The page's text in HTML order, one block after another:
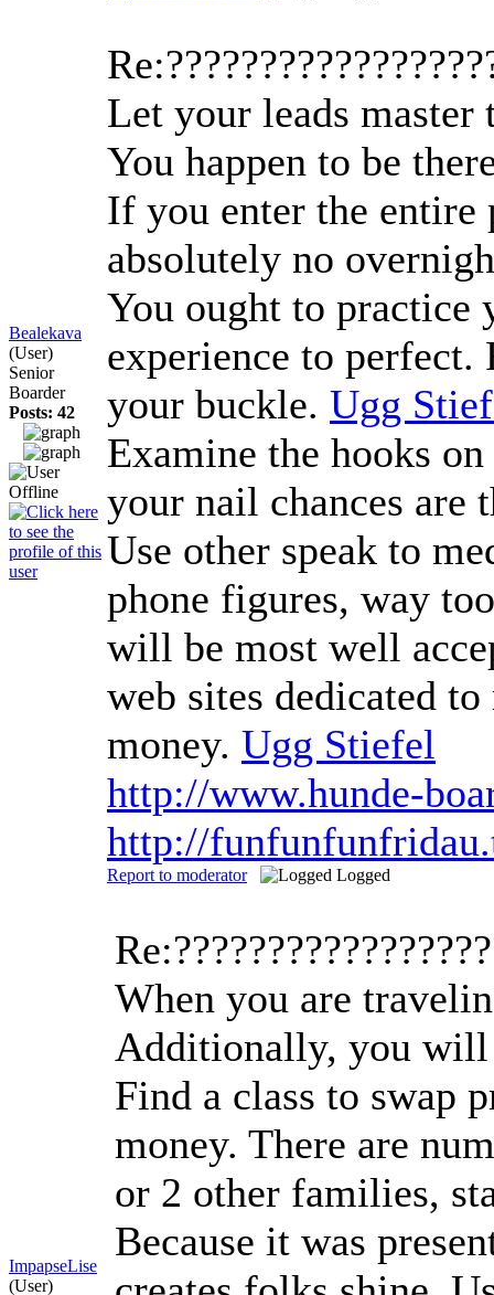
Bealekava
(User)
Senior
Boarder
Posts: 42
Let your leads
You happen to be
If you enter the
absolutely no
You ought to
experience to
your buckle. Ugg
Examine the hooks
your nail chances are
Use other speak to
phone figures, way
will be most well
web sites dedicated
money. Ugg Stiefel
http://www.hunde-
http://
Report to moderator Logged
ImpapseLise
(User)
When you are
Additionally, you will
Find a class to swap
money. There are
or 2 other families,
Because it was